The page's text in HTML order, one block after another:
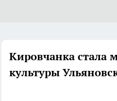
Кировчанка стала
культуры